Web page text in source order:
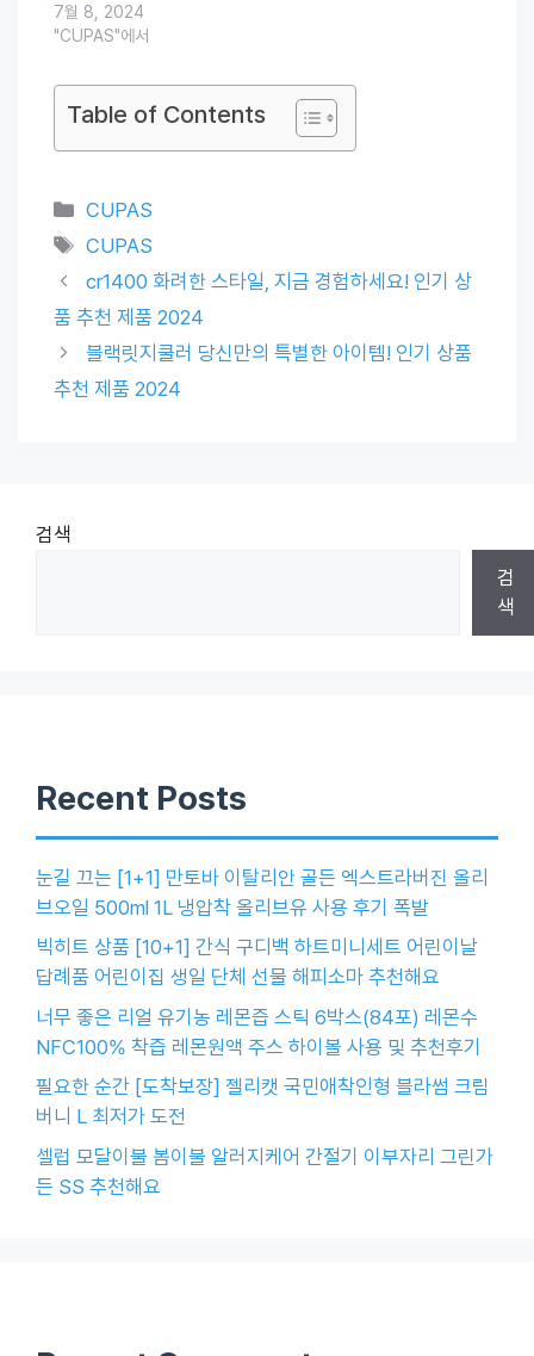
7월 8, 2024
"CUPAS"에서
Table of Contents
Categories
CUPAS
Tags
CUPAS
cr1400 화려한 스타일, 지금 경험하세요! 인기 상
품 추천 제품 2024
블랙릿지쿨러 당신만의 특별한 아이템! 인기 상품
추천 제품 2024
검색
검
색
Recent Posts
눈길 끄는 [1+1] 만토바 이탈리안 골든 엑스트라버진 올리
브오일 500ml 1L 냉압착 올리브유 사용 후기 폭발
빅히트 상품 [10+1] 간식 구디백 하트미니세트 어린이날
답례품 어린이집 생일 단체 선물 해피소마 추천해요
너무 좋은 리얼 유기농 레몬즙 스틱 6박스(84포) 레몬수
NFC100% 착즙 레몬원액 주스 하이볼 사용 및 추천후기
필요한 순간 [도착보장] 젤리캣 국민애착인형 블라썸 크림
버니 L 최저가 도전
셀럽 모달이불 봄이불 알러지케어 간절기 이부자리 그린가
든 SS 추천해요